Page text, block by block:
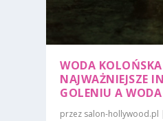
WODA
NAJWAŻNIEJSZE
GOLENIU A
przez salon-hollywood.pl